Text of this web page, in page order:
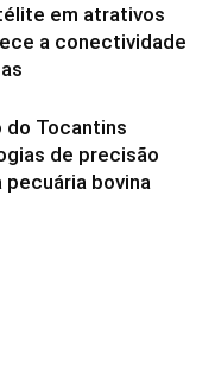
em atrativos
a conectividade
do Tocantins
de precisão
pecuária bovina